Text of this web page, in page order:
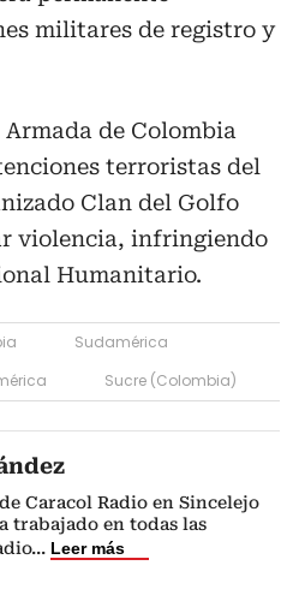
militares de registro y
de Colombia
terroristas del
Clan del Golfo
violencia, infringiendo
Humanitario.
Sudamérica
Sucre (Colombia)
Caracol Radio en Sincelejo
trabajado en todas las
... Leer más